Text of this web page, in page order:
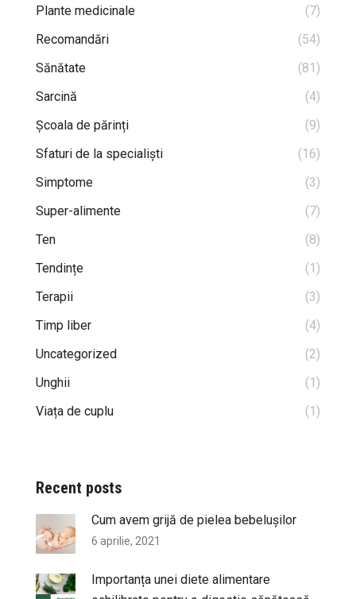
Plante medicinale
(7)
Recomandări
(54)
Sănătate
(81)
Sarcină
(4)
Școala de părinți
(9)
Sfaturi de la specialiști
(16)
Simptome
(3)
Super-alimente
(7)
Ten
(8)
Tendințe
(1)
Terapii
(3)
Timp liber
(4)
Uncategorized
(2)
Unghii
(1)
Viața de cuplu
(1)
Recent posts
Cum avem grijă de pielea bebelușilor
6 aprilie, 2021
Importanța unei diete alimentare